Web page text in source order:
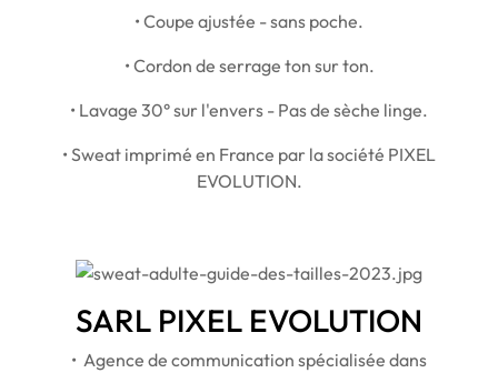
• Coupe ajustée - sans poche.
• Cordon de serrage ton sur ton.
• Lavage 30° sur l'envers - Pas de sèche linge.
• Sweat imprimé en France par la société PIXEL
EVOLUTION.
SARL PIXEL EVOLUTION
• Agence de communication spécialisée dans